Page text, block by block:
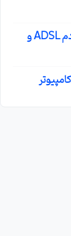
نحوه شبکه کردن دو کامپیوتر با مودم ADSL و